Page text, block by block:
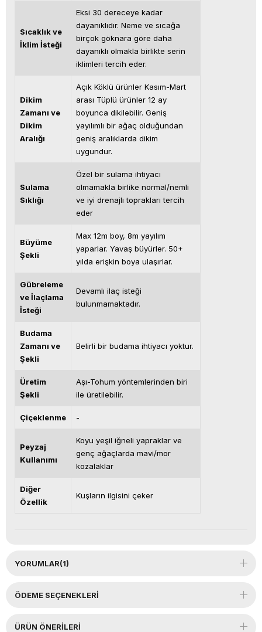
Sıcaklık ve
İklim İsteği
Eksi 30 dereceye kadar
dayanıklıdır. Neme ve sıcağa
birçok göknara göre daha
dayanıklı olmakla birlikte serin
iklimleri tercih eder.
Dikim
Zamanı ve
Dikim
Aralığı
Açık Köklü ürünler Kasım-Mart
arası Tüplü ürünler 12 ay
boyunca dikilebilir. Geniş
yayılımlı bir ağaç olduğundan
geniş aralıklarda dikim
uygundur.
Sulama
Sıklığı
Özel bir sulama ihtiyacı
olmamakla birlike normal/nemli
ve iyi drenajlı toprakları tercih
eder
Büyüme
Şekli
Max 12m boy, 8m yayılım
yaparlar. Yavaş büyürler. 50+
yılda erişkin boya ulaşırlar.
Gübreleme
ve İlaçlama
İsteği
Devamlı ilaç isteği
bulunmamaktadır.
Budama
Zamanı ve
Şekli
Belirli bir budama ihtiyacı yoktur.
Üretim
Şekli
Aşı-Tohum yöntemlerinden biri
ile üretilebilir.
Çiçeklenme -
Peyzaj
Kullanımı
Koyu yeşil iğneli yapraklar ve
genç ağaçlarda mavi/mor
kozalaklar
Diğer
Özellik
Kuşların ilgisini çeker
YORUMLAR(1)
ÖDEME SEÇENEKLERI
ÜRÜN ÖNERILERI